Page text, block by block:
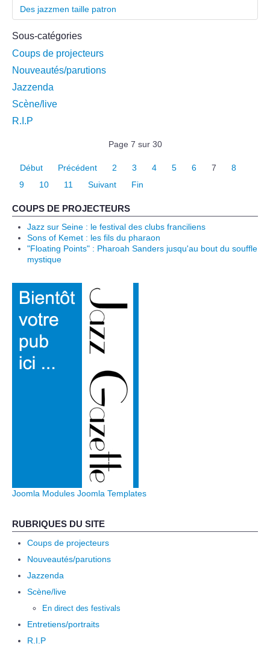
Des jazzmen taille patron
Sous-catégories
Coups de projecteurs
Nouveautés/parutions
Jazzenda
Scène/live
R.I.P
Page 7 sur 30
Début Précédent 2 3 4 5 6 7
8
9
10 11 Suivant Fin
COUPS DE PROJECTEURS
Jazz sur Seine : le festival des clubs franciliens
Sons of Kemet : les fils du pharaon
"Floating Points" : Pharoah Sanders jusqu'au bout du souffle
mystique
Joomla Modules Joomla Templates
RUBRIQUES DU SITE
Coups de projecteurs
Nouveautés/parutions
Jazzenda
Scène/live
En direct des festivals
Entretiens/portraits
R.I.P